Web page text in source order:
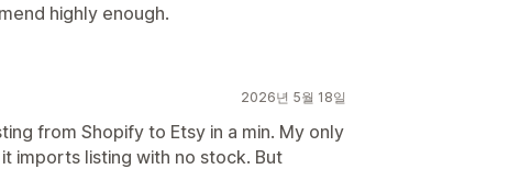
highly enough.
2026년 5월 18일
from Shopify to Etsy in a min. My only
imports listing with no stock. But